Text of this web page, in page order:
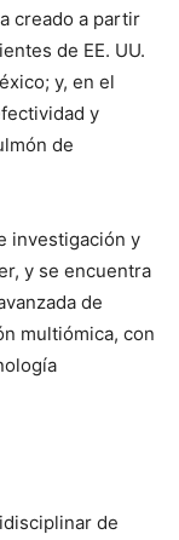
creado a partir
de EE. UU.
y, en el
y
de
investigación y
y se encuentra
de
multiómica, con
de